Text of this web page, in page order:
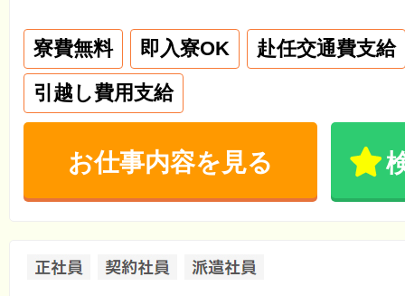
寮費無料 即入寮OK
赴任交通費支給
引越し費用支給
お仕事内容を見る